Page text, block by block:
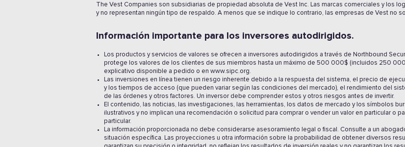
The Vest Companies son subsidiarias de propiedad absoluta de Vest Inc. Las marcas comerciales y los
y no representan ningún tipo de respaldo. A menos que se indique lo contrario, las empresas de Vest no
Información importante para los inversores autodirigidos.
Los productos y servicios de valores se ofrecen a inversores autodirigidos a través de Northbound
protege los valores de los clientes de sus miembros hasta un máximo de 500 000$ (incluidos 250
explicativo disponible a pedido o en www.sipc.org.
Las inversiones en línea tienen un riesgo inherente debido a la respuesta del sistema, el precio de
y los tiempos de acceso (que pueden variar según las condiciones del mercado), el rendimiento del
de las órdenes y otros factores. Un inversor debe comprender estos y otros riesgos antes de invertir.
El contenido, las noticias, las investigaciones, las herramientas, los datos de mercado y los símbolos
ilustrativos y no implican una recomendación o solicitud para comprar o vender un valor en particular o
particular.
La información proporcionada no debe considerarse asesoramiento legal o fiscal. Consulte a un
situación específica. Las proyecciones u otra información sobre la probabilidad de obtener diversos